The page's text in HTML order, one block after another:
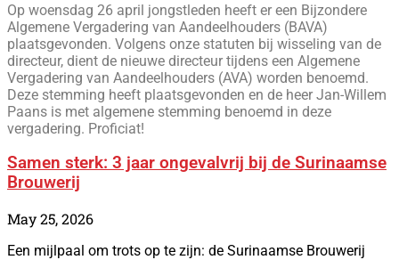
Op woensdag 26 april jongstleden heeft er een Bijzondere
Algemene Vergadering van Aandeelhouders (BAVA)
plaatsgevonden. Volgens onze statuten bij wisseling van de
directeur, dient de nieuwe directeur tijdens een Algemene
Vergadering van Aandeelhouders (AVA) worden benoemd.
Deze stemming heeft plaatsgevonden en de heer Jan-Willem
Paans is met algemene stemming benoemd in deze
vergadering. Proficiat!
Samen sterk: 3 jaar ongevalvrij bij de Surinaamse
Brouwerij
May 25, 2026
Een mijlpaal om trots op te zijn: de Surinaamse Brouwerij